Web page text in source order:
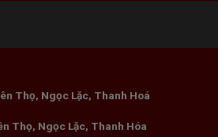
Thọ, Ngọc Lặc, Thanh Hoá
Thọ, Ngọc Lặc, Thanh Hóa